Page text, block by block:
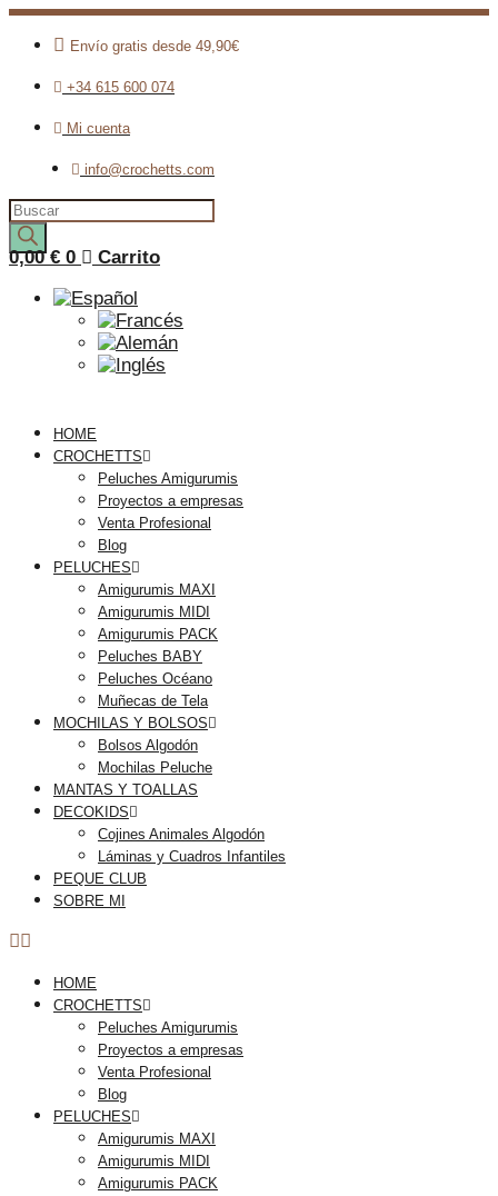
Envío gratis desde 49,90€
+34 615 600 074
Mi cuenta
info@crochetts.com
Búsqueda
de
productos
0,00€ 0 Carrito
HOME
CROCHETTS
Peluches Amigurumis
Proyectos a empresas
Venta Profesional
Blog
PELUCHES
Amigurumis MAXI
Amigurumis MIDI
Amigurumis PACK
Peluches BABY
Peluches Océano
Muñecas de Tela
MOCHILAS Y BOLSOS
Bolsos Algodón
Mochilas Peluche
MANTAS Y TOALLAS
DECOKIDS
Cojines Animales Algodón
Láminas y Cuadros Infantiles
PEQUE CLUB
SOBRE MI
HOME
CROCHETTS
Peluches Amigurumis
Proyectos a empresas
Venta Profesional
Blog
PELUCHES
Amigurumis MAXI
Amigurumis MIDI
Amigurumis PACK